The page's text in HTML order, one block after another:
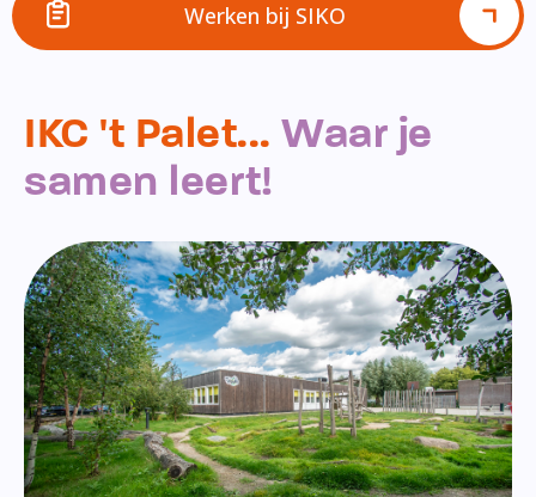
Werken bij SIKO
IKC 't Palet... Waar je
samen leert!